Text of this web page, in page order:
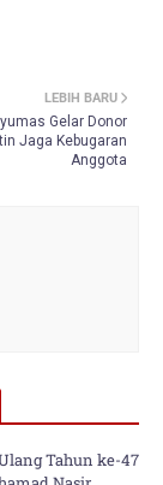
LEBIH BARU
Gelar Donor
Jaga Kebugaran
Anggota
Tahun ke-47